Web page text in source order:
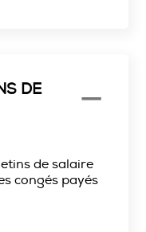
DE
de salaire
congés payés